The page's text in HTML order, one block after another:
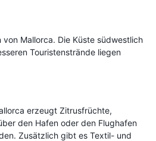
von Mallorca. Die Küste südwestlich
Touristenstrände liegen
erzeugt Zitrusfrüchte,
den Hafen oder den Flughafen
Zusätzlich gibt es Textil- und